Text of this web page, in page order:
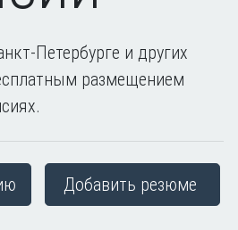
Петербурге и других
размещением
Добавить резюме